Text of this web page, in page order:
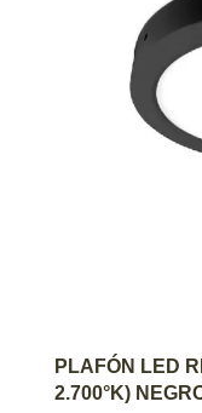
PLAFÓN LED
2.700°K)